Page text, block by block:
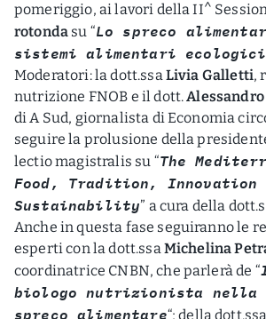
pomeriggio, ai lavori della II^
rotonda su “Lo spreco
sistemi alimentari
Moderatori: la dott.ssaLivia Galletti,
nutrizione FNOB e il dott.
di A Sud, giornalista di Economia
seguire la prolusione della
lectio magistralis su “The
Food, Tradition, Innovation
Sustainability” a cura della
Anche in questa fase seguiranno le
esperti con la dott.ssaMichelina
coordinatrice CNBN, che parlerà de “
biologo nutrizionista
“; della dott.ssa